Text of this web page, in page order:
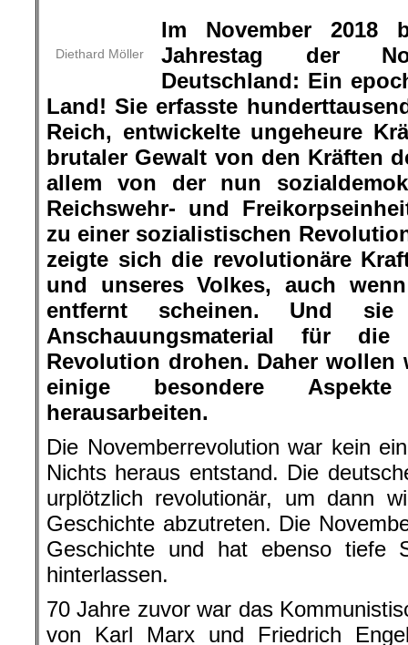
Diethard Möller
Im November 2018
Jahrestag der
Deutschland: Ein
Land! Sie erfasste
Reich, entwickelte ungeheure
brutaler Gewalt von den Kräften
allem von der nun
Reichswehr- und
zu einer sozialistischen
zeigte sich die revolutionäre
und unseres Volkes, auch
entfernt scheinen. Und
Anschauungsmaterial für
Revolution drohen. Daher wollen
einige besondere
herausarbeiten.
Die Novemberrevolution war kein
Nichts heraus entstand. Die
urplötzlich revolutionär, um dann
Geschichte abzutreten. Die
Geschichte und hat ebenso tiefe
hinterlassen.
70 Jahre zuvor war das
von Karl Marx und Friedrich